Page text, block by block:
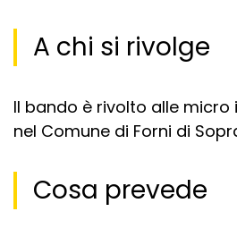
A chi si rivolge
Il bando è rivolto alle
nel Comune di Forni di
Cosa prevede